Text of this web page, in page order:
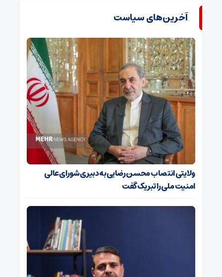
آخرین‌های سیاست
ولایتی انتصاب محسن رضایی به دبیری شورای‌عالی
امنیت ملی را تبریک گفت